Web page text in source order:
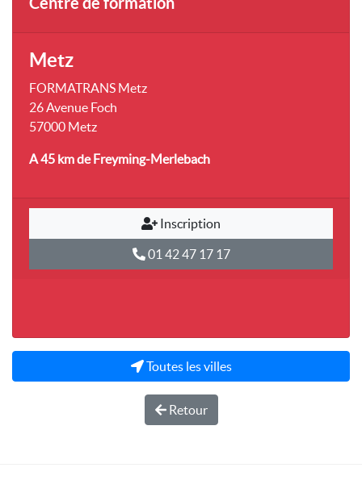
Metz
FORMATRANS Metz
26 Avenue Foch
57000 Metz
A 45 kmde Freyming-Merlebach
Inscription
01 42 47 17 17
Toutes les villes
Retour